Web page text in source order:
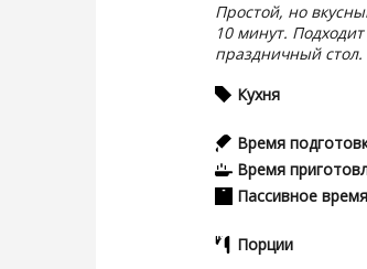
Простой, но
10 минут.
праздничный стол.
Кухня
Время
Время
Пассивное время
Порции